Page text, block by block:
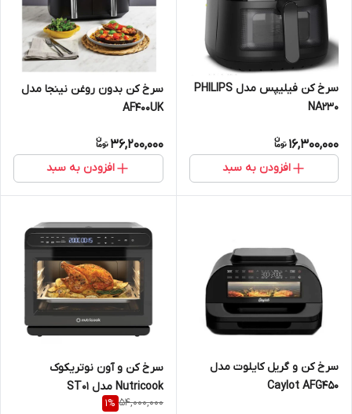
سرخ کن فیلیپس مدل PHILIPS
NA230
16,300,000
افزودن به سبد
سرخ کن بدون روغن نینجا مدل
AF400UK
36,200,000
افزودن به سبد
سرخ کن و گریل کایلوت مدل
Caylot AFG450
سرخ کن و آون نوتریکوک
Nutricook مدل ‎ST01
54,000,000
1%